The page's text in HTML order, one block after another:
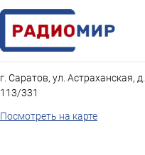
г. Саратов, ул. Астраханская, д.
113/331
Посмотреть на карте